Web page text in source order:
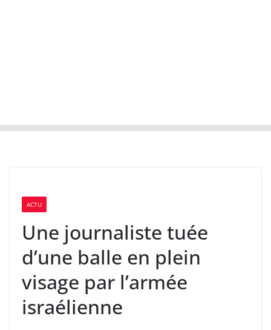
ACTU
Une journaliste tuée
d’une balle en plein
visage par l’armée
israélienne